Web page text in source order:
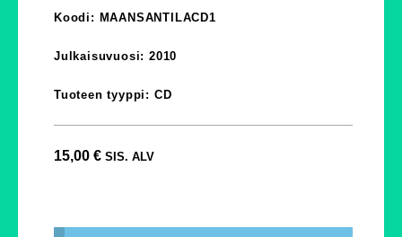
Koodi: MAANSANTILACD1
Julkaisuvuosi: 2010
Tuoteen tyyppi: CD
15,00 € SIS. ALV